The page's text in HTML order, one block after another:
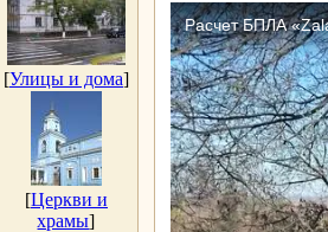
[Улицы и дома]
[Церкви и
храмы]